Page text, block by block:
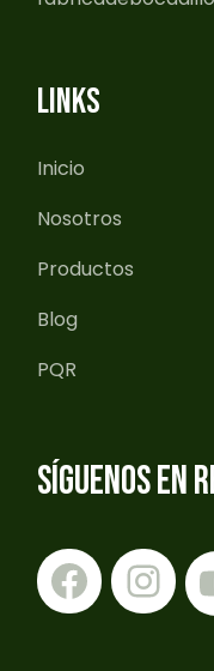
LINKS
Inicio
Nosotros
Productos
Blog
PQR
SÍGUENOS EN